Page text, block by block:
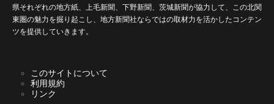
県それぞれの地方紙、上毛新聞、下野新聞、茨城新聞が協力して、この北関
東圏の魅力を掘り起こし、地方新聞社ならではの取材力を活かしたコンテン
ツを提供していきます。
このサイトについて
利用規約
リンク